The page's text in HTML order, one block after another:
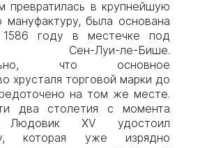
превратилась в крупнейшую
мануфактуру, была основана
году в местечке под
Сен-Луи-ле-Бише.
что основное
хрусталя торговой марки до
на том же месте.
два столетия с момента
Людовик XV удостоил
которая уже изрядно